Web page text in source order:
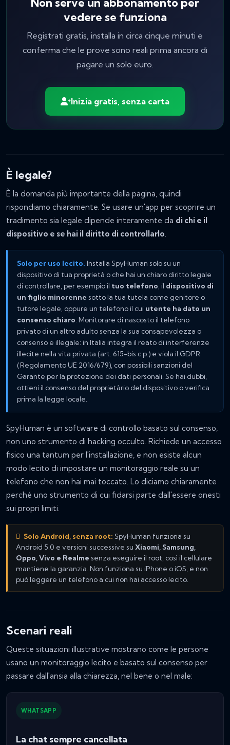
vedere se funziona
Registrati gratis, installa in circa cinque minuti e
conferma che le prove sono reali prima ancora di
pagare un solo euro.
Inizia gratis, senza carta
È legale?
È la domanda più importante della pagina, quindi
rispondiamo chiaramente. Se usare un'app per scoprire un
tradimento sia legale dipende interamente da di chi e il
dispositivo e se hai il diritto di controllarlo
Solo per uso lecito. Installa SpyHuman solo su un
dispositivo di tua proprietà o che hai un chiaro diritto legale
di controllare, per esempio il tuo telefono , il dispositivo di
un figlio minorenne sotto la tua tutela come genitore o
tutore legale, oppure un telefono il cui utente ha dato un
consenso chiaro . Monitorare di nascosto il telefono
privato di un altro adulto senza la sua consapevolezza o
consenso e illegale: in Italia integra il reato di interferenze
illecite nella vita privata (art. 615-bis c.p.) e viola il GDPR
(Regolamento UE 2016/679), con possibili sanzioni del
Garante per la protezione dei dati personali. Se hai dubbi,
ottieni il consenso del proprietàrio del dispositivo o verifica
prima la legge locale.
SpyHuman è un software di controllo basato sul consenso,
non uno strumento di hacking occulto. Richiede un accesso
fisico una tantum per l'installazione, e non esiste alcun
modo lecito di impostare un monitoraggio reale su un
telefono che non hai mai toccato. Lo diciamo chiaramente
perché uno strumento di cui fidarsi parte dall'essere onesti
sui propri limiti.
Solo Android, senza root: SpyHuman funziona su
Android 5.0 e versioni successive su Xiaomi, Samsung,
Oppo, Vivo e Realme senza eseguire il root, così il cellulare
mantiene la garanzia. Non funziona su iPhone o iOS, e non
può leggere un telefono a cui non hai accesso lecito.
Scenari reali
Queste situazioni illustrative mostrano come le persone
usano un monitoraggio lecito e basato sul consenso per
passare dall'ansia alla chiarezza, nel bene o nel male:
WHATSAPP
La chat sempre cancellata